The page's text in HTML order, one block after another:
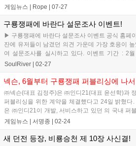
무료이용제’에서 24시간 무료화를 선언하는...
게임뉴스 | Rope 07-27
구룡쟁패에 바란다 설문조사 이벤트!
▶ 구룡쟁패에 바란다 설문조사 이벤트 공식 홈페
잔에 유저들이 남겼던 의견 가운데 가장 호응이
여 설문조사를 실시하고 있다. 이벤트 기간 : 2
17:00 당첨자 ...
SoulRiver 02-27
넥슨, 6월부터 구룡쟁패 퍼블리싱에 나서
㈜넥슨(대표 김정주)은 ㈜인디21(대표 윤선학)과
퍼블리싱을 위한 계약을 체결했다고 24일 밝혔다
은 ㈜인디21이 개발, 서비스하고 있던 의 국내 퍼
후 마케팅, 홍보 활동을 포함한 게임 제반 서비...
게임뉴스 | 서명종 02-24
새 던전 등장, 비룡승천 제 10장 사신결!